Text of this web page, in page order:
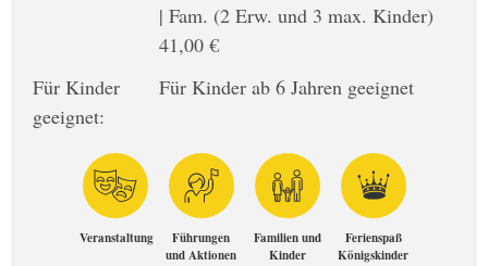
| Fam. (2 Erw. und 3 max. Kinder)
41,00 €
Für Kinder
geeignet:
Für Kinder ab 6 Jahren geeignet
Veranstaltung
Führungen
und Aktionen
Familien und
Kinder
Ferienspaß
Königskinder